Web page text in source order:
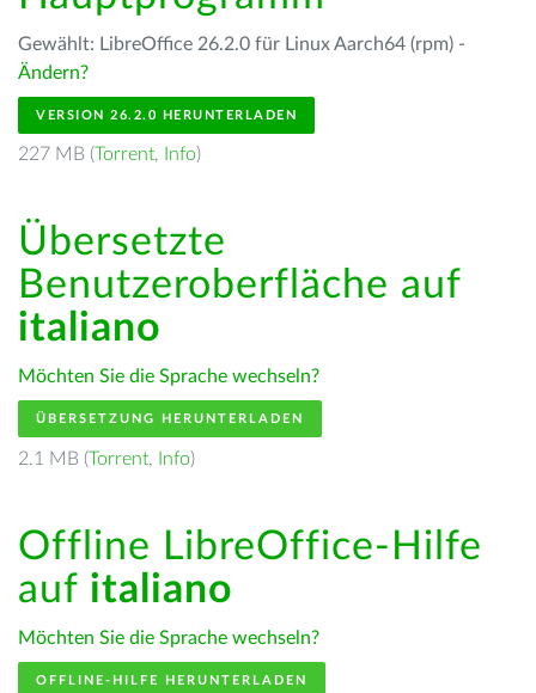
Gewählt: LibreOffice 26.2.0 für Linux Aarch64 (rpm) -
Ändern?
VERSION 26.2.0 HERUNTERLADEN
227 MB (Torrent, Info)
Übersetzte
Benutzeroberfläche auf
italiano
Möchten Sie die Sprache wechseln?
ÜBERSETZUNG HERUNTERLADEN
2.1 MB (Torrent, Info)
Offline LibreOffice-Hilfe
auf italiano
Möchten Sie die Sprache wechseln?
OFFLINE-HILFE HERUNTERLADEN